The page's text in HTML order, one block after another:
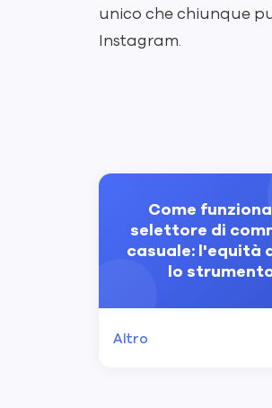
unico che chiunque
Instagram.
Come
selettore di
casuale: l'equità
lo
Altro